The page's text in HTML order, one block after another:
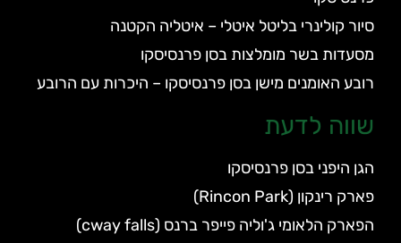
סיור קולינרי בליטל איטלי – איטליה הקטנה
מסעדות בשר מומלצות בסן פרנסיסקו
רובע האומנים מישן בסן פרנסיסקו – היכרות עם הרובע
שווה לדעת
הגן היפני בסן פרנסיסקו
פארק רינקון (Rincon Park)
הפארק הלאומי ג'וליה פייפר ברנס (cway falls)